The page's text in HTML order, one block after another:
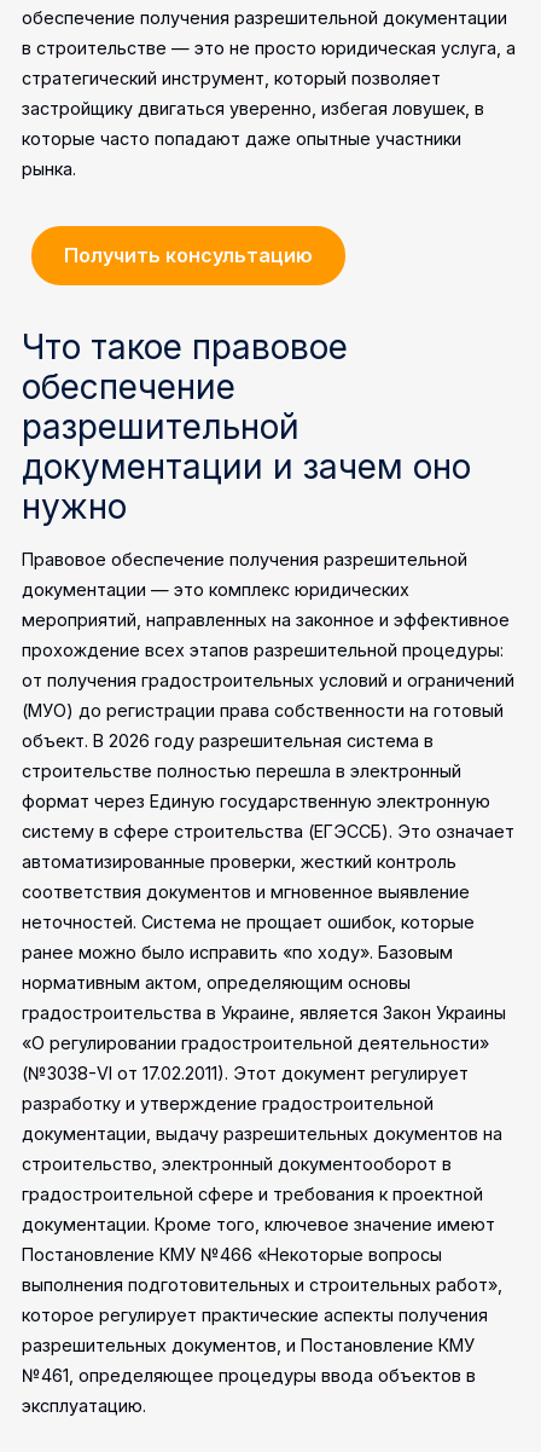
обеспечение получения разрешительной документации
в строительстве — это не просто юридическая услуга, а
стратегический инструмент, который позволяет
застройщику двигаться уверенно, избегая ловушек, в
которые часто попадают даже опытные участники
рынка.
Получить консультацию
Что такое правовое
обеспечение
разрешительной
документации и зачем оно
нужно
Правовое обеспечение получения разрешительной
документации — это комплекс юридических
мероприятий, направленных на законное и эффективное
прохождение всех этапов разрешительной процедуры:
от получения градостроительных условий и ограничений
(МУО) до регистрации права собственности на готовый
объект. В 2026 году разрешительная система в
строительстве полностью перешла в электронный
формат через Единую государственную электронную
систему в сфере строительства (ЕГЭССБ). Это означает
автоматизированные проверки, жесткий контроль
соответствия документов и мгновенное выявление
неточностей. Система не прощает ошибок, которые
ранее можно было исправить «по ходу». Базовым
нормативным актом, определяющим основы
градостроительства в Украине, является Закон Украины
«О регулировании градостроительной деятельности»
(№3038-VI от 17.02.2011). Этот документ регулирует
разработку и утверждение градостроительной
документации, выдачу разрешительных документов на
строительство, электронный документооборот в
градостроительной сфере и требования к проектной
документации. Кроме того, ключевое значение имеют
Постановление КМУ №466 «Некоторые вопросы
выполнения подготовительных и строительных работ»,
которое регулирует практические аспекты получения
разрешительных документов, и Постановление КМУ
№461, определяющее процедуры ввода объектов в
эксплуатацию.